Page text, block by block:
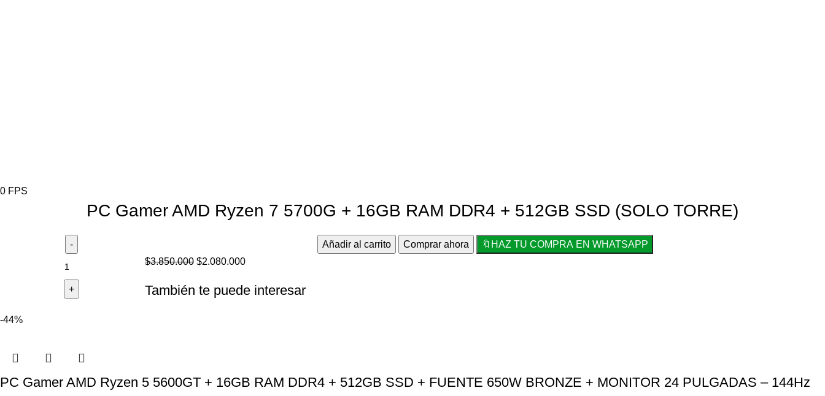
0 FPS
PC Gamer AMD Ryzen 7 5700G + 16GB RAM DDR4 + 512GB SSD (SOLO TORRE)
Añadir al carrito Comprar ahora
🔖HAZ TU COMPRA EN WHATSAPP
$3.850.000 $2.080.000
También te puede interesar
-44%
PC Gamer AMD Ryzen 5 5600GT + 16GB RAM DDR4 + 512GB SSD + FUENTE 650W BRONZE + MONITOR 24 PULGADAS – 144Hz